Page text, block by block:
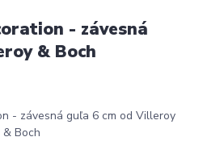
- závesná
& Boch